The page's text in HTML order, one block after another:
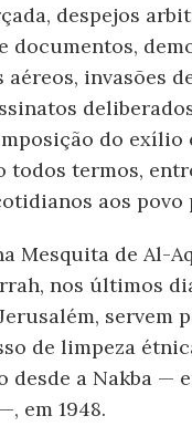
despejos
documentos,
aéreos, invasões
do exílio
todos termos,
aos povo
Mesquita de Al-
nos últimos
servem
de limpeza
a Nakba —
em 1948.